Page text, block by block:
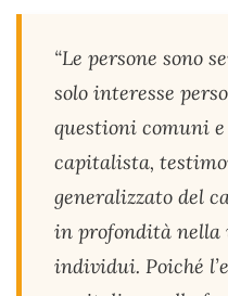
“Le persone sono
solo interesse
questioni comuni
capitalista,
generalizzato del
in profondità nella
individui. Poiché